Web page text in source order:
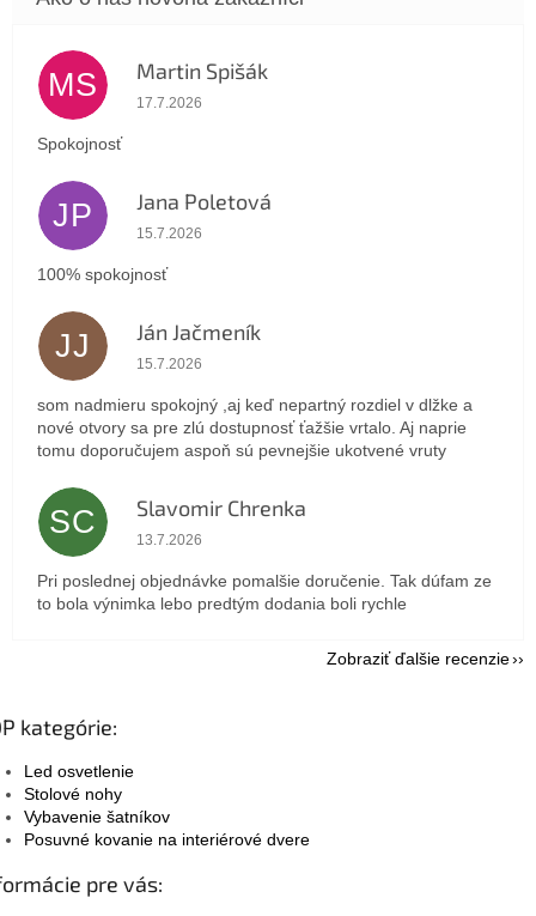
MS Martin Spišák
Hodnotenie obchodu je 5 z 5 hviezdičiek.
17.7.2026
Spokojnosť
JP Jana Poletová
Hodnotenie obchodu je 5 z 5 hviezdičiek.
15.7.2026
100% spokojnosť
JJ Ján Jačmeník
Hodnotenie obchodu je 5 z 5 hviezdičiek.
15.7.2026
som nadmieru spokojný ,aj keď nepartný rozdiel v dlžke a
nové otvory sa pre zlú dostupnosť ťažšie vrtalo. Aj naprie
tomu doporučujem aspoň sú pevnejšie ukotvené vruty
SC Slavomir Chrenka
Hodnotenie obchodu je 5 z 5 hviezdičiek.
13.7.2026
Pri poslednej objednávke pomalšie doručenie. Tak dúfam ze
to bola výnimka lebo predtým dodania boli rychle
Zobraziť ďalšie recenzie
kategórie:
Led osvetlenie
Stolové nohy
Vybavenie šatníkov
Posuvné kovanie na interiérové dvere
pre vás: